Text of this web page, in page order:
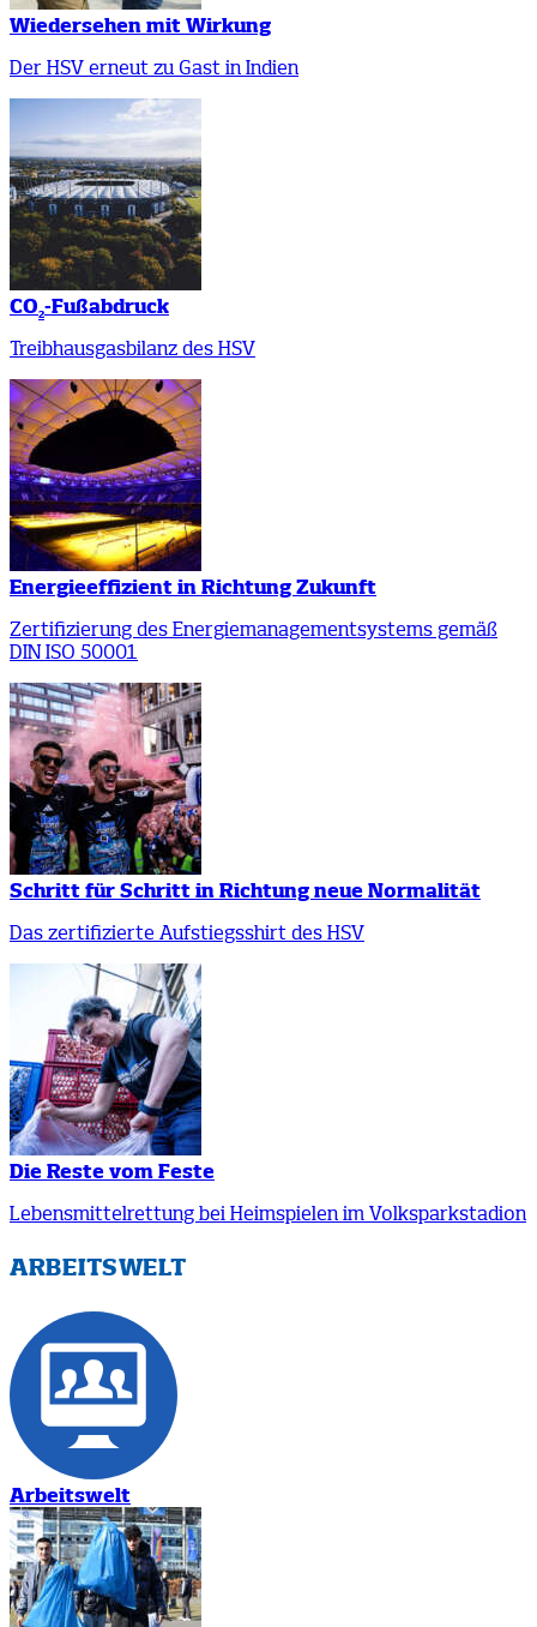
Wiedersehen mit Wirkung
Der HSV erneut zu Gast in Indien
CO2-Fußabdruck
Treibhausgasbilanz des HSV
Energieeffizient in Richtung Zukunft
Zertifizierung des Energiemanagementsystems gemäß
DIN ISO 50001
Schritt für Schritt in Richtung neue Normalität
Das zertifizierte Aufstiegsshirt des HSV
Die Reste vom Feste
Lebensmittelrettung bei Heimspielen im Volksparkstadion
ARBEITSWELT
Arbeitswelt